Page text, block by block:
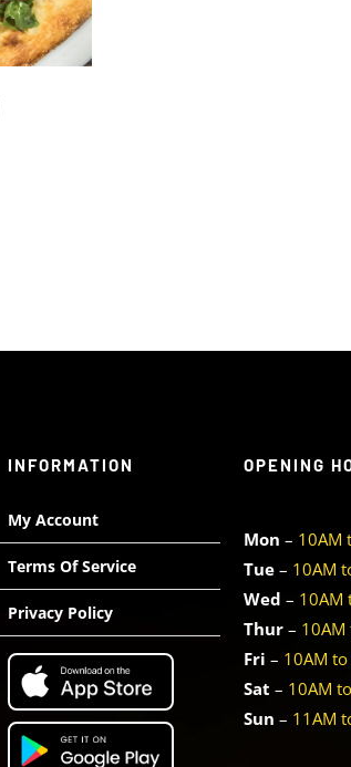
INFORMATION
My Account
Terms Of Service
Privacy Policy
OPENING
Mon – 10AM
Tue– 10AM
Wed – 10AM
Thur– 10AM
Fri – 10AM
Sat – 10AM
Sun – 11AM